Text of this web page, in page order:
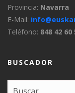
Provincia: Navarra
E-Mail:
Teléfono: 848 42 60
BUSCADOR